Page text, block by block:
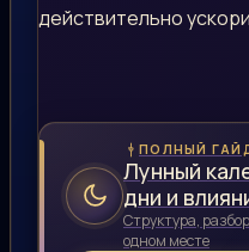
действительно
ПОЛНЫЙ
Лунный
дни и
Структура,
одном месте